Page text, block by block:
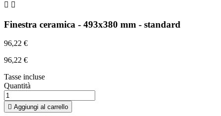
 
Finestra ceramica - 493x380 mm - standard
96,22 €
96,22 €
Tasse incluse
Quantità
 Aggiungi al carrello